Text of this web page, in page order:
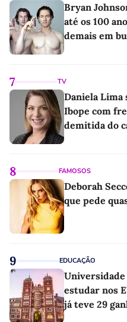
Bryan
até os 100
demais em
7 TV
Daniela Lima
Ibope com
demitida do
8 FAMOSOS
Deborah
que pede
9 EDUCAÇÃO
Universidade
estudar nos
já teve 29